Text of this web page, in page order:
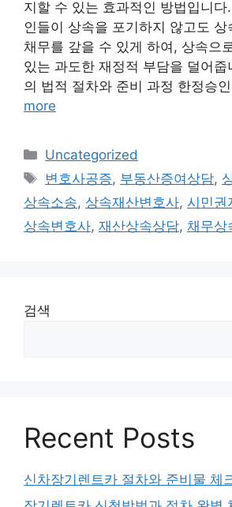
지할 수 있는 효과적인 방법입니
인들이 상속을 포기하지 않고도
채무를 갚을 수 있게 하여, 상속으
있는 과도한 재정적 부담을 덜어줍
의 법적 절차와 준비 과정 한정승
more
Categories
Uncategorized
Tags
변호사공증, 부동산증여상담,
상속소송, 상속재산변호사, 시민권
상속변호사, 재산상속상담, 채무상
검색
Recent Posts
신차장기렌트카 절차와 준비물 체